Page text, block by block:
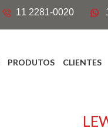
11 2281-0020
PRODUTOS CLIENTES